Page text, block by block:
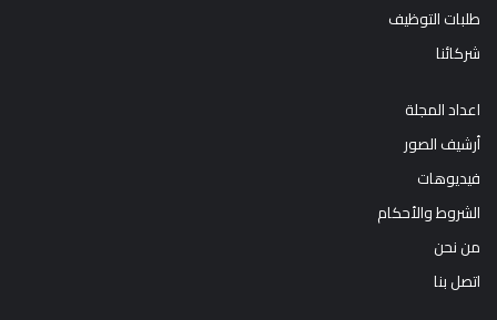
طلبات التوظيف
شركائنا
اعداد المجلة
أرشيف الصور
فيديوهات
الشروط والأحكام
من نحن
اتصل بنا